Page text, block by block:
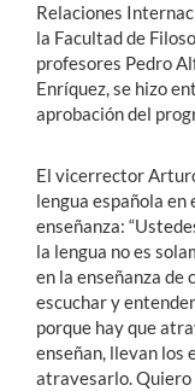
Relaciones
la Facultad de
profesores Pedro
Enríquez, se hizo
aprobación del
El vicerrector
lengua española en
enseñanza:
la lengua no es
en la enseñanza
escuchar y
porque hay que
enseñan, llevan los
atravesarlo. Quiero